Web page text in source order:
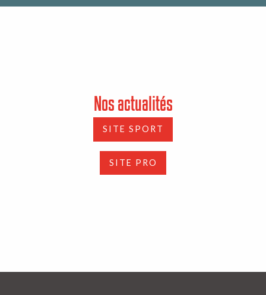
Nos actualités
SITE SPORT
SITE PRO